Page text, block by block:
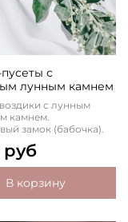
с
лунным камнем
с лунным
камнем.
замок (бабочка).
руб
В корзину